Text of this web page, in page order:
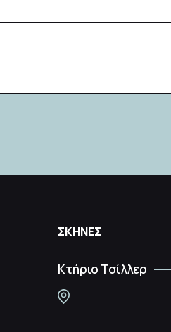
ΣΚΗΝΕΣ
Κτήριο Τσίλλερ